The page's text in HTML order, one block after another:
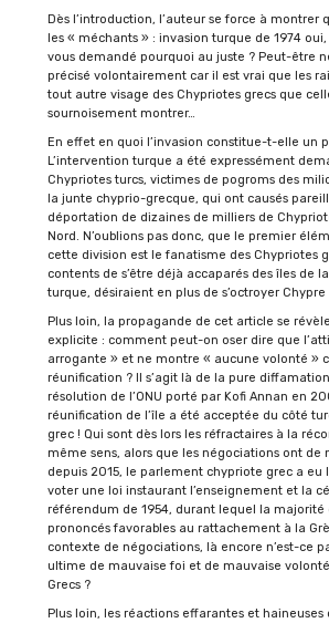
Dès l’introduction, l’auteur se force à montrer
les « méchants » : invasion turque de 1974
vous demandé pourquoi au juste ? Peut-être
précisé volontairement car il est vrai que les
tout autre visage des Chypriotes grecs que
sournoisement montrer…
En effet en quoi l’invasion constitue-t-elle un
L’intervention turque a été expressément
Chypriotes turcs, victimes de pogroms des
la junte chyprio-grecque, qui ont causés
déportation de dizaines de milliers de
Nord. N’oublions pas donc, que le premier
cette division est le fanatisme des Chypriotes
contents de s’être déjà accaparés des îles de
turque, désiraient en plus de s’octroyer Chypre
Plus loin, la propagande de cet article se
explicite : comment peut-on oser dire que
arrogante » et ne montre « aucune volonté »
réunification ? Il s’agit là de la pure
résolution de l’ONU porté par Kofi Annan en
réunification de l’île a été acceptée du côté
grec ! Qui sont dès lors les réfractaires à la
même sens, alors que les négociations ont de
depuis 2015, le parlement chypriote grec a eu
voter une loi instaurant l’enseignement et la
référendum de 1954, durant lequel la majorité
prononcés favorables au rattachement à la
contexte de négociations, là encore n’est-ce
ultime de mauvaise foi et de mauvaise
Grecs ?
Plus loin, les réactions effarantes et haineuses